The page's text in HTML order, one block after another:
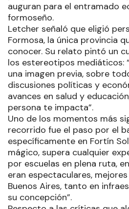
auguran para el entramado
formoseño.
Letcher señaló que eligió
Formosa, la única provincia
conocer. Su relato pintó un
los estereotipos mediáticos:
una imagen previa, sobre
discusiones políticas y
avances en salud y
persona te impacta”.
Uno de los momentos más
recorrido fue el paso por el
específicamente en Fortín
mágico, supera cualquier
por escuelas en plena ruta,
eran espectaculares,
Buenos Aires, tanto en
su concepción”.